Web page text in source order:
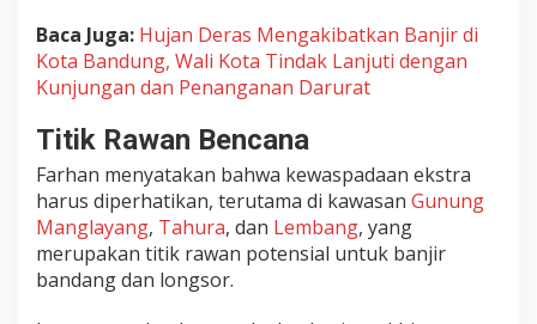
p
B
e
c
a
n
H
i
d
Baca Juga: Hujan Deras Mengakibatkan Banjir di
Kota Bandung, Wali Kota Tindak Lanjuti dengan
Kunjungan dan Penanganan Darurat
Titik Rawan Bencana
Farhan menyatakan bahwa kewaspadaan ekstra
harus diperhatikan, terutama di kawasan Gunung
Manglayang, Tahura, dan Lembang, yang
merupakan titik rawan potensial untuk banjir
bandang dan longsor.